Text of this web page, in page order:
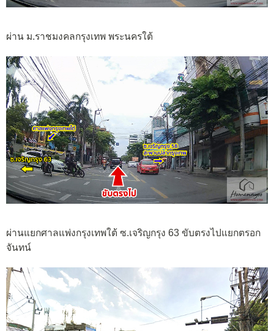
ผ่าน ม.ราชมงคลกรุงเทพ พระนครใต้
ผ่านแยกศาลแพ่งกรุงเทพใต้ ซ.เจริญกรุง 63 ขับตรงไปแยกตรอก
จันทน์